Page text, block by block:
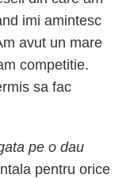
imi amintesc
avut un mare
competitie.
sa fac
pe o dau
pentru orice